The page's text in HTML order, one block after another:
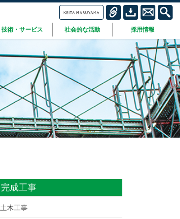
技術・サービス 社会的な活動 採用情報
完成工事
土木工事